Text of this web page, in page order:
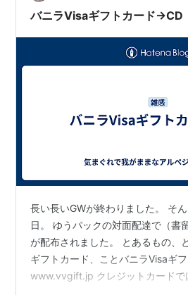
バニラVisaギフトカード→CD
長い長いGWが終わりました。 そ
日。 ゆうパックの対面配達で（書
が配布されました。 とあるもの
ギフトカード、ことバニラVisaギフ
www.vvgift.jp クレジットカードで